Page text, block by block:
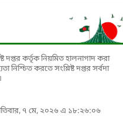
দপ্তর কর্তৃক নিয়মিত হালনাগাদ করা
নিশ্চিত করতে সংশ্লিষ্ট দপ্তর সর্বদা
৭ মে, ২০২৬ এ ১৮:২৬:০৬